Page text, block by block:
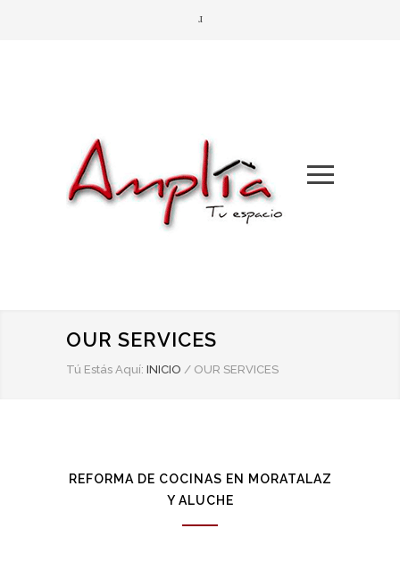
OUR SERVICES
Tú Estás Aquí: INICIO / OUR SERVICES
REFORMA DE COCINAS EN MORATALAZ
Y ALUCHE